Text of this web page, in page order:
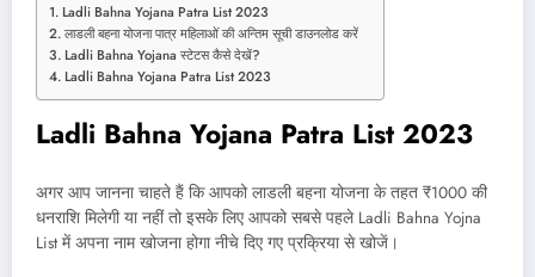
Ladli Bahna Yojana Patra List 2023
लाडली बहना योजना पात्र महिलाओं की अन्तिम सूची डाउनलोड करें
Ladli Bahna Yojana स्टेटस कैसे देखें?
Ladli Bahna Yojana Patra List 2023
Ladli Bahna Yojana Patra List 2023
अगर आप जानना चाहते हैं कि आपको लाडली बहना योजना के तहत ₹1000 की
धनराशि मिलेगी या नहीं तो इसके लिए आपको सबसे पहले Ladli Bahna Yojna
List में अपना नाम खोजना होगा नीचे दिए गए प्रक्रिया से खोजें।